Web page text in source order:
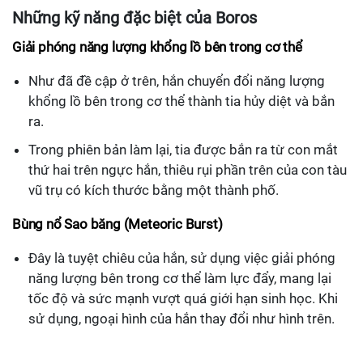
Những kỹ năng đặc biệt của Boros
Giải phóng năng lượng khổng lồ bên trong cơ thể
Như đã đề cập ở trên, hắn chuyển đổi năng lượng
khổng lồ bên trong cơ thể thành tia hủy diệt và bắn
ra.
Trong phiên bản làm lại, tia được bắn ra từ con mắt
thứ hai trên ngực hắn, thiêu rụi phần trên của con tàu
vũ trụ có kích thước bằng một thành phố.
Bùng nổ Sao băng (Meteoric Burst)
Đây là tuyệt chiêu của hắn, sử dụng việc giải phóng
năng lượng bên trong cơ thể làm lực đẩy, mang lại
tốc độ và sức mạnh vượt quá giới hạn sinh học. Khi
sử dụng, ngoại hình của hắn thay đổi như hình trên.